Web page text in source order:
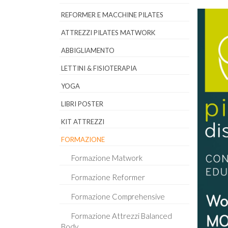
REFORMER E MACCHINE PILATES
ATTREZZI PILATES MATWORK
ABBIGLIAMENTO
LETTINI & FISIOTERAPIA
YOGA
LIBRI POSTER
KIT ATTREZZI
FORMAZIONE
Formazione Matwork
Formazione Reformer
Formazione Comprehensive
Formazione Attrezzi Balanced